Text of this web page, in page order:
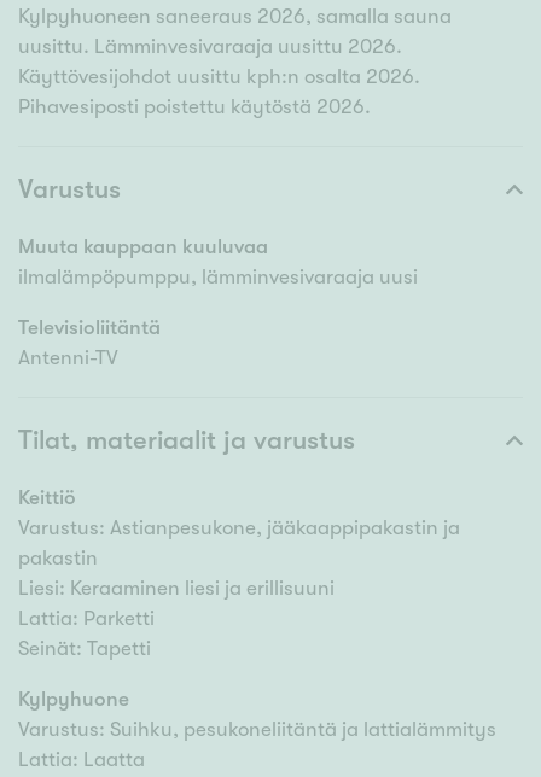
Kylpyhuoneen saneeraus 2026, samalla sauna
uusittu. Lämminvesivaraaja uusittu 2026.
Käyttövesijohdot uusittu kph:n osalta 2026.
Pihavesiposti poistettu käytöstä 2026.
Varustus
Muuta kauppaan kuuluvaa
ilmalämpöpumppu, lämminvesivaraaja uusi
Televisioliitäntä
Antenni-TV
Tilat, materiaalit ja varustus
Keittiö
Varustus: Astianpesukone, jääkaappipakastin ja
pakastin
Liesi: Keraaminen liesi ja erillisuuni
Lattia: Parketti
Seinät: Tapetti
Kylpyhuone
Varustus: Suihku, pesukoneliitäntä ja lattialämmitys
Lattia: Laatta